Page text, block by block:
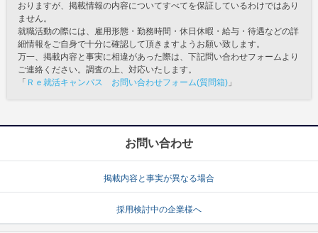
おりますが、掲載情報の内容についてすべてを保証しているわけではあり
ません。
就職活動の際には、雇用形態・勤務時間・休日休暇・給与・待遇などの詳
細情報をご自身で十分に確認して頂きますようお願い致します。
万一、掲載内容と事実に相違があった際は、下記問い合わせフォームより
ご連絡ください。調査の上、対応いたします。
「 Ｒｅ就活キャンパス お問い合わせフォーム(質問箱) 」
お問い合わせ
掲載内容と事実が異なる場合
採用検討中の企業様へ